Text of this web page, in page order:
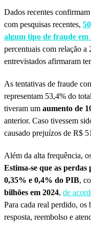
Dados recentes
com pesquisas recentes,
algum tipo de fraude em
percentuais com relação
entrevistados afirmaram
As tentativas de fraude
representam 53,4% do
tiveram um aumento de
anterior. Caso tivessem
causado prejuízos de R$
Além da alta frequência,
Estima-se que as
0,35% e 0,4% do PIB,
bilhões em 2024, de
Para cada real perdido, os
resposta, reembolso e